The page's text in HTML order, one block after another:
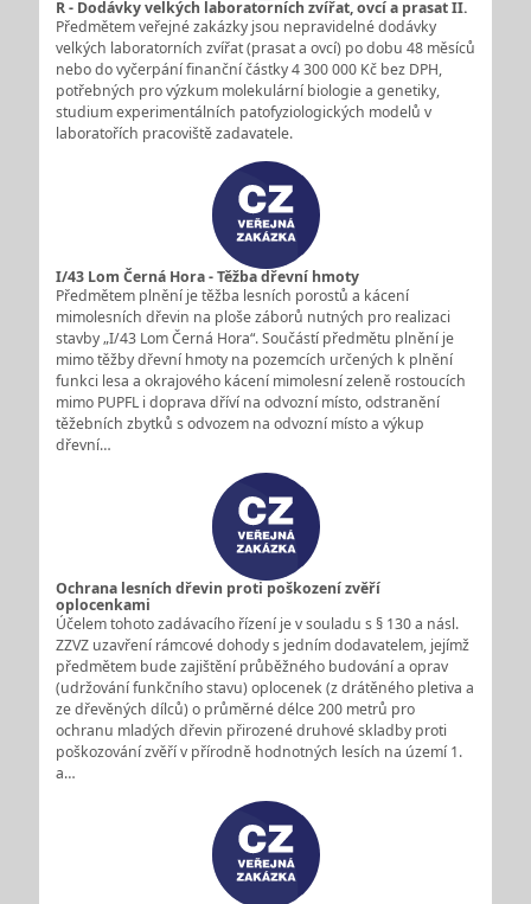
R - Dodávky velkých laboratorních zvířat, ovcí a prasat II.
Předmětem veřejné zakázky jsou nepravidelné dodávky
velkých laboratorních zvířat (prasat a ovcí) po dobu 48 měsíců
nebo do vyčerpání finanční částky 4 300 000 Kč bez DPH,
potřebných pro výzkum molekulární biologie a genetiky,
studium experimentálních patofyziologických modelů v
laboratořích pracoviště zadavatele.
I/43 Lom Černá Hora - Těžba dřevní hmoty
Předmětem plnění je těžba lesních porostů a kácení
mimolesních dřevin na ploše záborů nutných pro realizaci
stavby „I/43 Lom Černá Hora“. Součástí předmětu plnění je
mimo těžby dřevní hmoty na pozemcích určených k plnění
funkci lesa a okrajového kácení mimolesní zeleně rostoucích
mimo PUPFL i doprava dříví na odvozní místo, odstranění
těžebních zbytků s odvozem na odvozní místo a výkup
dřevní…
Ochrana lesních dřevin proti poškození zvěří
oplocenkami
Účelem tohoto zadávacího řízení je v souladu s § 130 a násl.
ZZVZ uzavření rámcové dohody s jedním dodavatelem, jejímž
předmětem bude zajištění průběžného budování a oprav
(udržování funkčního stavu) oplocenek (z drátěného pletiva a
ze dřevěných dílců) o průměrné délce 200 metrů pro
ochranu mladých dřevin přirozené druhové skladby proti
poškozování zvěří v přírodně hodnotných lesích na území 1.
a…